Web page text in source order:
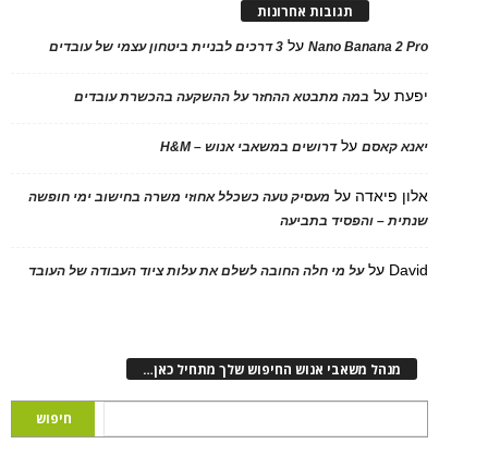
תגובות אחרונות
Nano Banana 2 Proעל 3 דרכים לבניית ביטחון עצמי של עובדים
יפעתעל במה מתבטא ההחזר על ההשקעה בהכשרת עובדים
יאנא קאסםעלדרושים במשאבי אנוש – H&M
אלון פיאדה על מעסיק טעה כשכלל אחוזי משרה בחישוב ימי חופשה
שנתית – והפסיד בתביעה
David עלעל מי חלה החובה לשלם את עלות ציוד העבודה של העובד
מנהל משאבי אנוש החיפוש שלך מתחיל כאן…